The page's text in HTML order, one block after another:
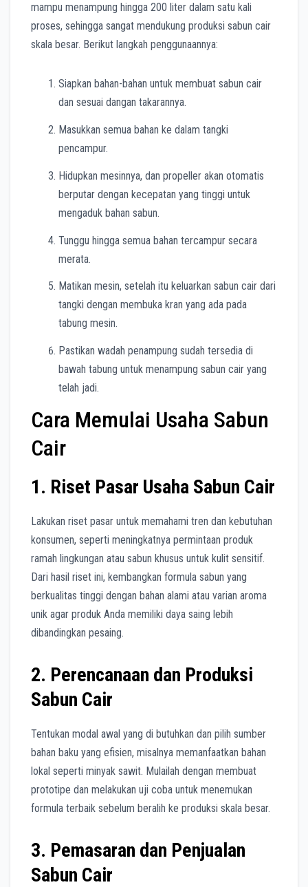
mampu menampung hingga 200 liter dalam satu kali
proses, sehingga sangat mendukung produksi sabun cair
skala besar. Berikut langkah penggunaannya:
Siapkan bahan-bahan untuk membuat sabun cair
dan sesuai dangan takarannya.
Masukkan semua bahan ke dalam tangki
pencampur.
Hidupkan mesinnya, dan propeller akan otomatis
berputar dengan kecepatan yang tinggi untuk
mengaduk bahan sabun.
Tunggu hingga semua bahan tercampur secara
merata.
Matikan mesin, setelah itu keluarkan sabun cair dari
tangki dengan membuka kran yang ada pada
tabung mesin.
Pastikan wadah penampung sudah tersedia di
bawah tabung untuk menampung sabun cair yang
telah jadi.
Cara Memulai Usaha Sabun
Cair
1. Riset Pasar Usaha Sabun Cair
Lakukan riset pasar untuk memahami tren dan kebutuhan
konsumen, seperti meningkatnya permintaan produk
ramah lingkungan atau sabun khusus untuk kulit sensitif.
Dari hasil riset ini, kembangkan formula sabun yang
berkualitas tinggi dengan bahan alami atau varian aroma
unik agar produk Anda memiliki daya saing lebih
dibandingkan pesaing.
2. Perencanaan dan Produksi
Sabun Cair
Tentukan modal awal yang di butuhkan dan pilih sumber
bahan baku yang efisien, misalnya memanfaatkan bahan
lokal seperti minyak sawit. Mulailah dengan membuat
prototipe dan melakukan uji coba untuk menemukan
formula terbaik sebelum beralih ke produksi skala besar.
3. Pemasaran dan Penjualan
Sabun Cair